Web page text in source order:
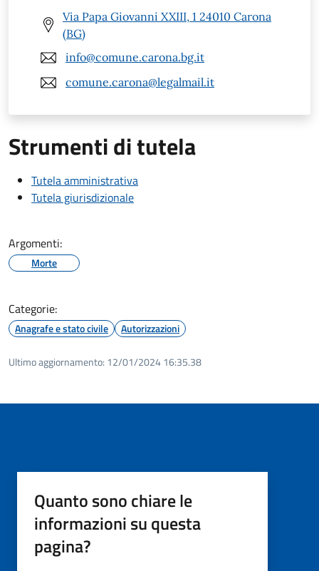
Via Papa Giovanni XXIII, 1 24010 Carona
(BG)
info@comune.carona.bg.it
comune.carona@legalmail.it
Strumenti di tutela
Tutela amministrativa
Tutela giurisdizionale
Argomenti:
Morte
Categorie:
Anagrafe e stato civile Autorizzazioni
Ultimo aggiornamento: 12/01/2024 16:35.38
Quanto sono chiare le
informazioni su questa
pagina?